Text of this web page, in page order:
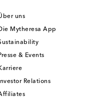
uns
Mytheresa App
& Events
Investor Relations